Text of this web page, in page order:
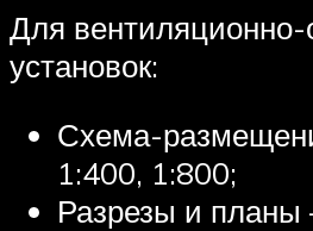
Для вентиляционно-
установок:
Схема-
1:400, 1:800;
Разрезы и планы